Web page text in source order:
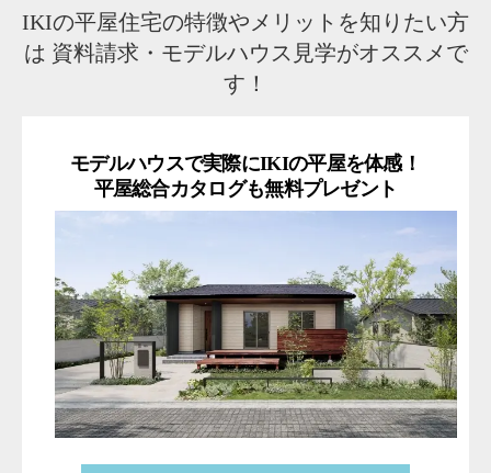
IKIの平屋住宅の特徴やメリットを知りたい方
は 資料請求・モデルハウス見学がオススメで
す！
モデルハウスで実際にIKIの平屋を体感！
平屋総合カタログも無料プレゼント